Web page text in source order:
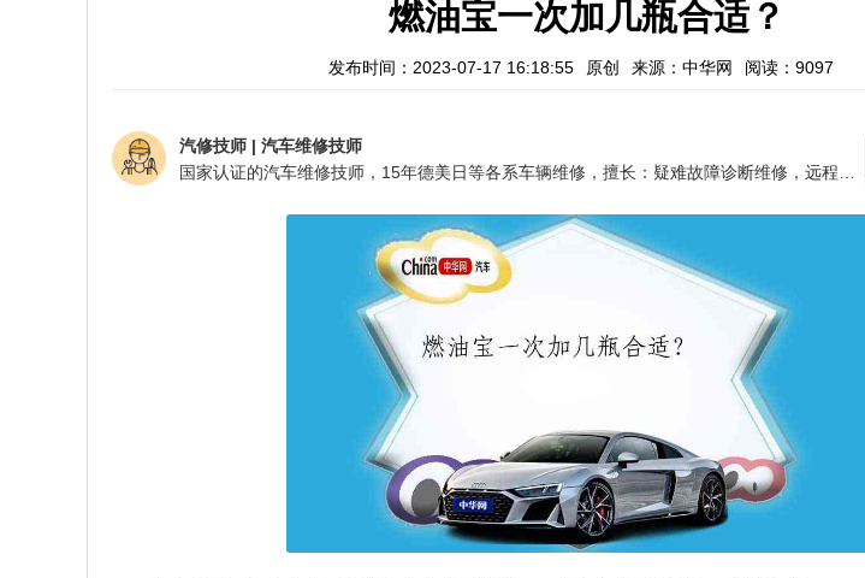
燃油宝一次加几瓶合适？
发布时间：2023-07-17 16:18:55 原创 来源：中华网 阅读：9097
汽修技师 | 汽车维修技师